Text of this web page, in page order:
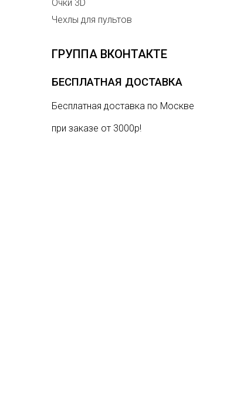
Очки 3D
Чехлы для пультов
ГРУППА ВКОНТАКТЕ
БЕСПЛАТНАЯ ДОСТАВКА
Бесплатная доставка по Москве
при заказе от 3000р!